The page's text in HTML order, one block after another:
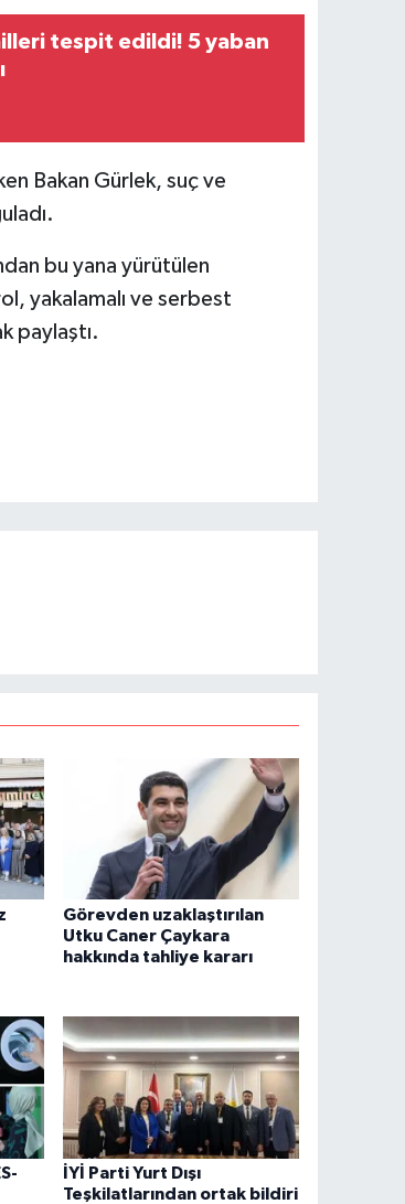
tespit edildi! 5 yaban
Bakan Gürlek, suç ve
bu yana yürütülen
yakalamalı ve serbest
paylaştı.
Görevden uzaklaştırılan
Utku Caner Çaykara
hakkında tahliye kararı
İYİ Parti Yurt Dışı
Teşkilatlarından ortak bildiri